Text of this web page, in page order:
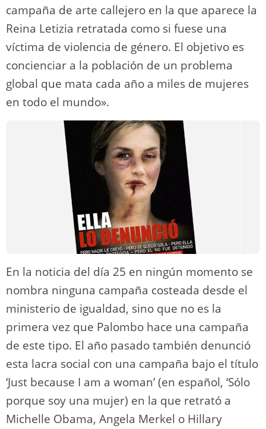
campaña de arte callejero en la que aparece la
Reina Letizia retratada como si fuese una
víctima de violencia de género. El objetivo es
concienciar a la población de un problema
global que mata cada año a miles de mujeres
en todo el mundo».
En la noticia del día 25 en ningún momento se
nombra ninguna campaña costeada desde el
ministerio de igualdad, sino que no es la
primera vez que Palombo hace una campaña
de este tipo. El año pasado también denunció
esta lacra social con una campaña bajo el título
‘Just because I am a woman’ (en español, ‘Sólo
porque soy una mujer) en la que retrató a
Michelle Obama, Angela Merkel o Hillary